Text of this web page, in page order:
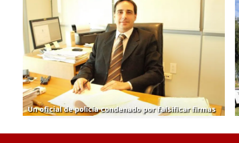
Un oficial de policía condenado por falsificar firmas